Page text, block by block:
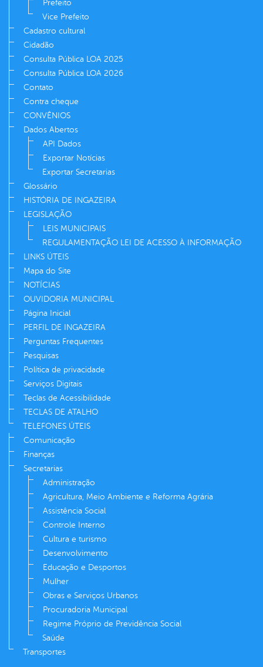
Prefeito
Vice Prefeito
Cadastro cultural
Cidadão
Consulta Pública LOA 2025
Consulta Pública LOA 2026
Contato
Contra cheque
CONVÊNIOS
Dados Abertos
API Dados
Exportar Notícias
Exportar Secretarias
Glossário
HISTÓRIA DE INGAZEIRA
LEGISLAÇÃO
LEIS MUNICIPAIS
REGULAMENTAÇÃO LEI DE ACESSO À INFORMAÇÃO
LINKS ÚTEIS
Mapa do Site
NOTÍCIAS
OUVIDORIA MUNICIPAL
Página Inicial
PERFIL DE INGAZEIRA
Perguntas Frequentes
Pesquisas
Política de privacidade
Serviços Digitais
Teclas de Acessibilidade
TECLAS DE ATALHO
TELEFONES ÚTEIS
Comunicação
Finanças
Secretarias
Administração
Agricultura, Meio Ambiente e Reforma Agrária
Assistência Social
Controle Interno
Cultura e turismo
Desenvolvimento
Educação e Desportos
Mulher
Obras e Serviços Urbanos
Procuradoria Municipal
Regime Próprio de Previdência Social
Saúde
Transportes